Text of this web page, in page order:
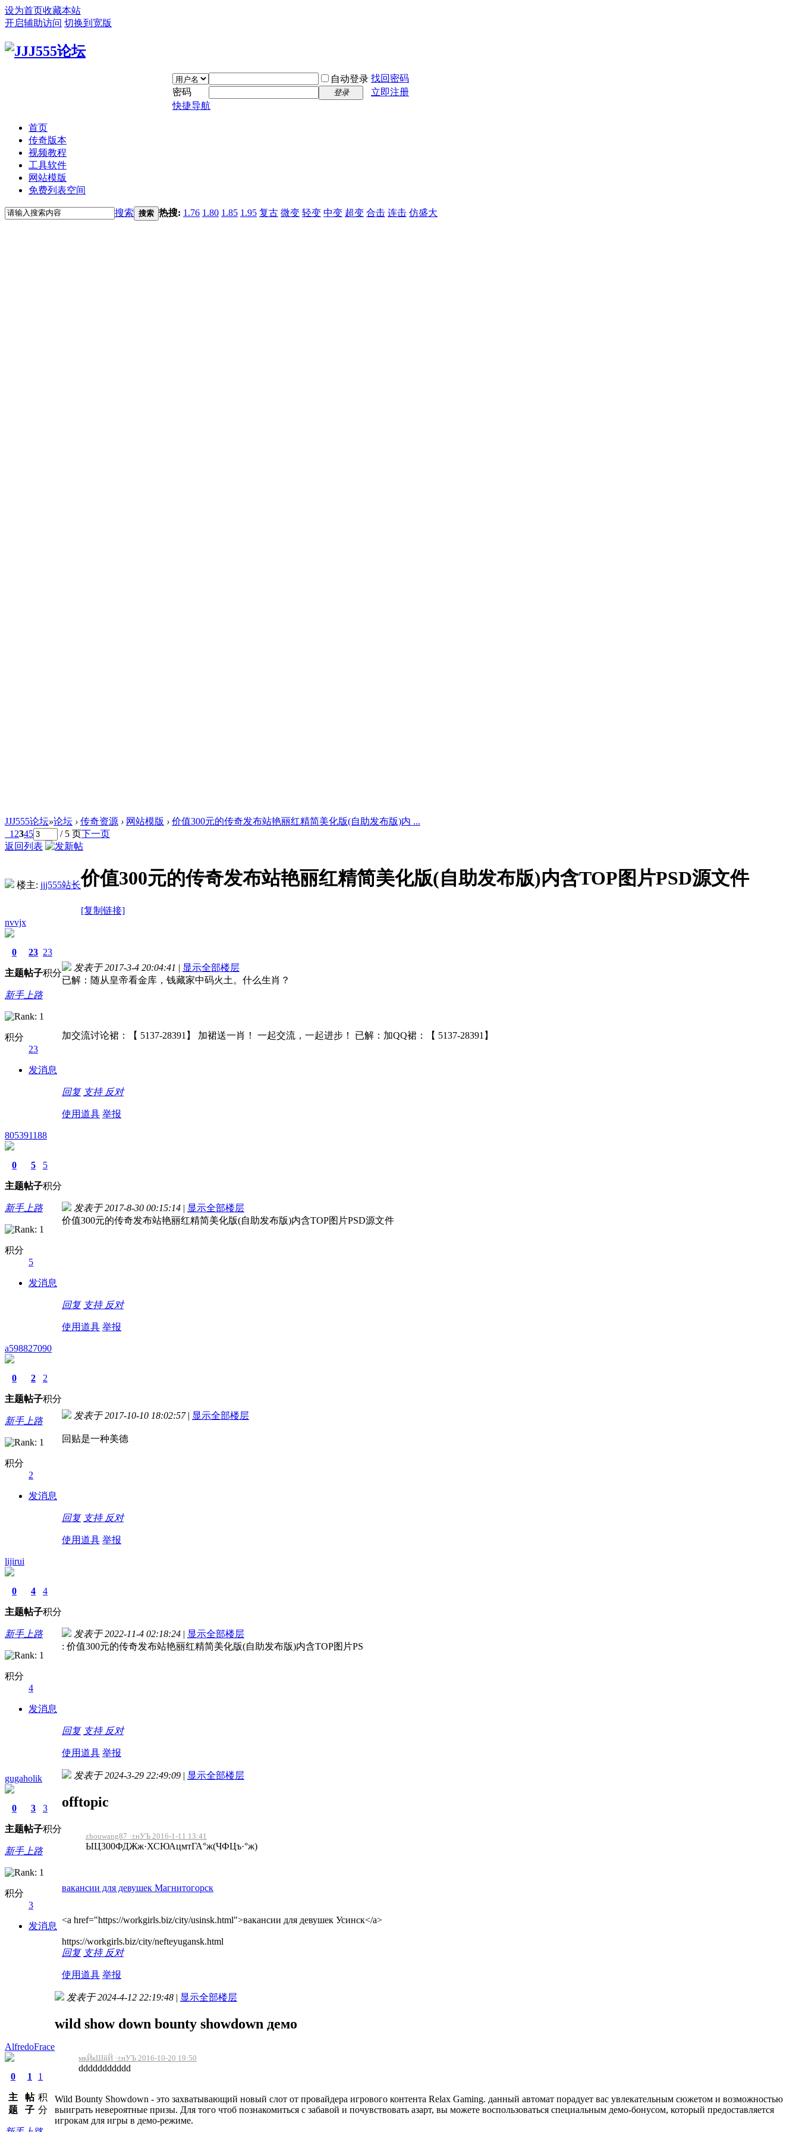
设为首页收藏本站
开启辅助访问 切换到宽版
自动登录 找回密码
密码
登录
立即注册
快捷导航
首页
传奇版本
视频教程
工具软件
网站模版
免费列表空间
搜索 搜索 热搜: 1.76 1.80 1.85 1.95 复古 微变 轻变 中变 超变 合击 连击 仿盛大
JJJ555论坛»论坛 › 传奇资源 › 网站模版 › 价值300元的传奇发布站艳丽红精简美化版(自助发布版)内 ...
1 2345 / 5 页下一页
返回列表
楼主: jjj555站长价值300元的传奇发布站艳丽红精简美化版(自助发布版)内含TOP图片PSD源文件
[复制链接]
nvvjx
0
主题
23
帖子
23
积分
新手上路
积分
23
发消息
发表于 2017-3-4 20:04:41 | 显示全部楼层
已解：随从皇帝看金库，钱藏家中码火土。什么生肖？
加交流讨论裙：【 5137-28391】 加裙送一肖！ 一起交流，一起进步！ 已解：加QQ裙：【 5137-28391】
回复 支持 反对
使用道具 举报
805391188
0
主题
5
帖子
5
积分
新手上路
积分
5
发消息
发表于 2017-8-30 00:15:14 | 显示全部楼层
价值300元的传奇发布站艳丽红精简美化版(自助发布版)内含TOP图片PSD源文件
回复 支持 反对
使用道具 举报
a598827090
0
主题
2
帖子
2
积分
新手上路
积分
2
发消息
发表于 2017-10-10 18:02:57 | 显示全部楼层
回贴是一种美德
回复 支持 反对
使用道具 举报
lijirui
0
主题
4
帖子
4
积分
新手上路
积分
4
发消息
发表于 2022-11-4 02:18:24 | 显示全部楼层
: 价值300元的传奇发布站艳丽红精简美化版(自助发布版)内含TOP图片PS
回复 支持 反对
使用道具 举报
gugaholik
0
主题
3
帖子
3
积分
新手上路
积分
3
发消息
发表于 2024-3-29 22:49:09 | 显示全部楼层
offtopic
zhouwang87 ·±нУЪ 2016-1-11 13:41
ЫЦ300ФДЖж·ХСЮАцмтГА°ж(ЧФЦъ·°ж)
вакансии для девушек Магнитогорск
<a href="https://workgirls.biz/city/usinsk.html">вакансии для девушек Усинск</a>
https://workgirls.biz/city/nefteyugansk.html
回复 支持 反对
使用道具 举报
AlfredoFrace
0
主
题
1
帖
子
1
积
分
发表于 2024-4-12 22:19:48 | 显示全部楼层
wild show down bounty showdown демо
мкЙкШйЙ ·±нУЪ 2016-10-20 19:50
ddddddddddd
Wild Bounty Showdown - это захватывающий новый слот от провайдера игрового контента Relax Gaming. данный автомат порадует вас увлекательным сюжетом и возможностью
выиграть невероятные призы. Для того чтоб познакомиться с забавой и почувствовать азарт, вы можете воспользоваться специальным демо-бонусом, который предоставляется
игрокам для игры в демо-режиме.